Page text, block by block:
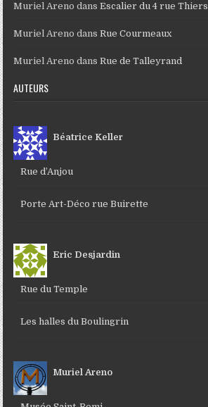
Muriel Areno dansEscalier du 4 rue Thiers
Muriel Areno dansRue Courmeaux
Muriel Areno dansRue de Talleyrand
AUTEURS
Béatrice Keller
Rue d’Anjou
Porte Art-Déco rue Buirette
Eric Desjardin
Rue du Temple
Les halles du Boulingrin
Muriel Areno